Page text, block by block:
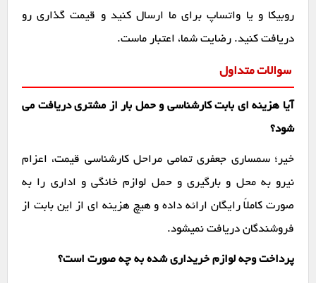
روبیکا و یا واتساپ برای ما ارسال کنید و قیمت گذاری رو
دریافت کنید. رضایت شما، اعتبار ماست.
سوالات متداول
آیا هزینه ای بابت کارشناسی و حمل بار از مشتری دریافت می
شود؟
خیر؛ سمساری جعفری تمامی مراحل کارشناسی قیمت، اعزام
نیرو به محل و بارگیری و حمل لوازم خانگی و اداری را به
صورت کاملاً رایگان ارائه داده و هیچ هزینه ای از این بابت از
فروشندگان دریافت نمیشود.
پرداخت وجه لوازم خریداری شده به چه صورت است؟